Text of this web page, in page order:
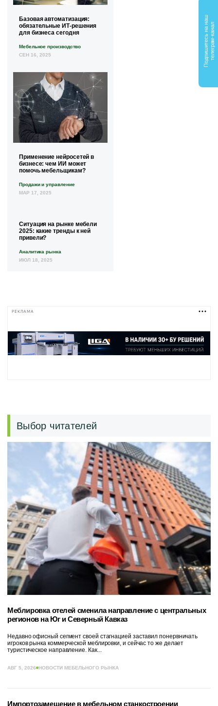
Базовая автоматизация:
обязательные ИТ-решения
для бизнеса сегодня
Мебельное производство
СЕН 16, 2025
Применение нейросетей в
бизнесе: чем ИИ может
помочь мебельщикам?
Продажи и управление
МАР 17, 2025
Ситуация на рынке мебели
2025: какие тренды к ней
привели?
Аналитика рынка
ИЮЛ 18, 2025
РЕКЛАМА
Выбор читателей
Меблировка отелей сменила направление с центральных
регионов на Юг и Северный Кавказ
Недавно офисный сегмент своей стагнацией заставил понервничать
игроков рынка коммерческой меблировки, и сейчас то же делает
туристическое направление. Как...
АВГ 5, 2026 НОВОСТИ МЕБЕЛЬНОГО РЫНКА
Импортозамещение в мебельном станкостроении
П
о
д
п
и
ш
и
т
е
с
ь
н
ан
а
ш
т
е
л
е
г
р
а
м
-
к
а
н
ал